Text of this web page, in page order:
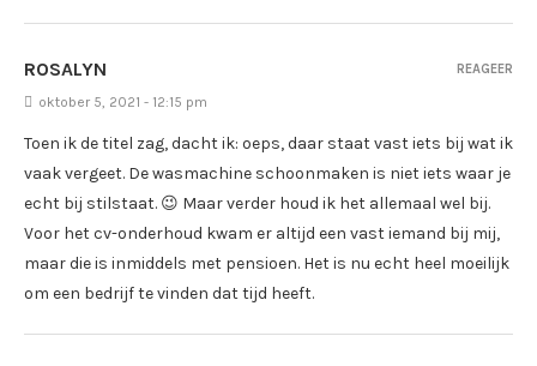
ROSALYN
oktober 5, 2021 - 12:15 pm
Toen ik de titel zag, dacht ik: oeps, daar staat vast iets bij wat ik
vaak vergeet. De wasmachine schoonmaken is niet iets waar je
echt bij stilstaat. 😉 Maar verder houd ik het allemaal wel bij.
Voor het cv-onderhoud kwam er altijd een vast iemand bij mij,
maar die is inmiddels met pensioen. Het is nu echt heel moeilijk
om een bedrijf te vinden dat tijd heeft.
REAGEER